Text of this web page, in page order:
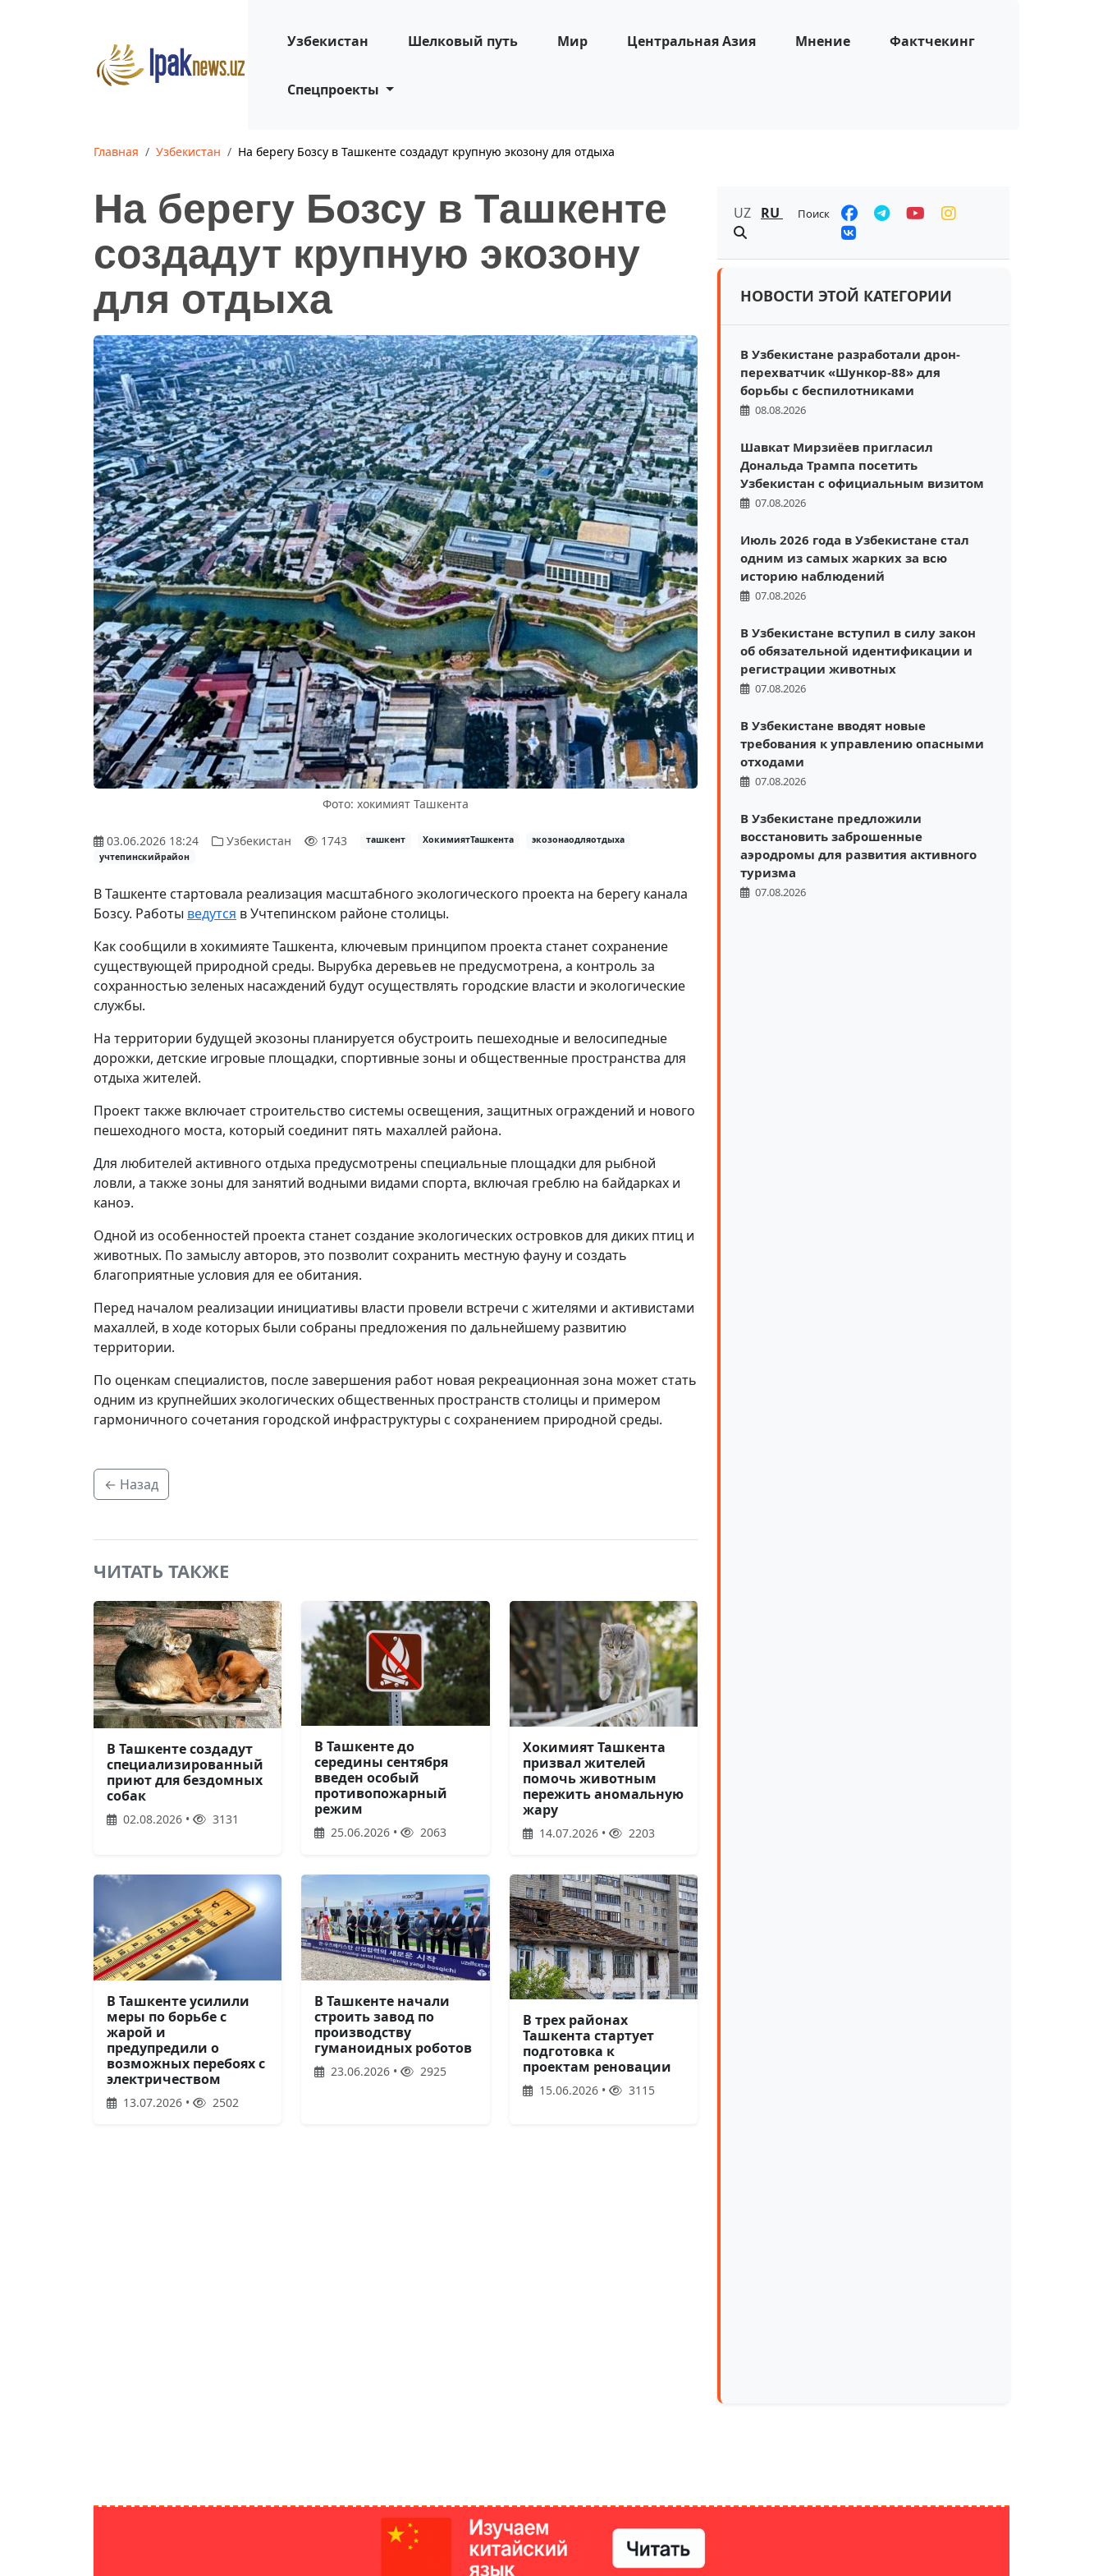
Узбекистан Шелковый путь Мир Центральная Азия Мнение Фактчекинг
Спецпроекты
Главная Узбекистан На берегу Бозсу в Ташкенте создадут крупную экозону для отдыха
На берегу Бозсу в Ташкенте
создадут крупную экозону
для отдыха
Фото: хокимият Ташкента
03.06.2026 18:24 Узбекистан 1743 ташкент ХокимиятТашкента
экозонаодляотдыха
учтепинскийрайон
В Ташкенте стартовала реализация масштабного экологического проекта на берегу канала
Бозсу. Работы ведутся в Учтепинском районе столицы.
Как сообщили в хокимияте Ташкента, ключевым принципом проекта станет сохранение
существующей природной среды. Вырубка деревьев не предусмотрена, а контроль за
сохранностью зеленых насаждений будут осуществлять городские власти и экологические
службы.
На территории будущей экозоны планируется обустроить пешеходные и велосипедные
дорожки, детские игровые площадки, спортивные зоны и общественные пространства для
отдыха жителей.
Проект также включает строительство системы освещения, защитных ограждений и нового
пешеходного моста, который соединит пять махаллей района.
Для любителей активного отдыха предусмотрены специальные площадки для рыбной
ловли, а также зоны для занятий водными видами спорта, включая греблю на байдарках и
каноэ.
Одной из особенностей проекта станет создание экологических островков для диких птиц и
животных. По замыслу авторов, это позволит сохранить местную фауну и создать
благоприятные условия для ее обитания.
Перед началом реализации инициативы власти провели встречи с жителями и активистами
махаллей, в ходе которых были собраны предложения по дальнейшему развитию
территории.
По оценкам специалистов, после завершения работ новая рекреационная зона может стать
одним из крупнейших экологических общественных пространств столицы и примером
гармоничного сочетания городской инфраструктуры с сохранением природной среды.
← Назад
ЧИТАТЬ ТАКЖЕ
В Ташкенте создадут
специализированный
приют для бездомных
собак
02.08.2026 • 3131
В Ташкенте до
середины сентября
введен особый
противопожарный
режим
25.06.2026 • 2063
Хокимият Ташкента
призвал жителей
помочь животным
пережить аномальную
жару
14.07.2026 • 2203
В Ташкенте усилили
меры по борьбе с
жарой и
предупредили о
возможных перебоях с
электричеством
13.07.2026 • 2502
В Ташкенте начали
строить завод по
производству
гуманоидных роботов
23.06.2026 • 2925
В трех районах
Ташкента стартует
подготовка к
проектам реновации
15.06.2026 • 3115
UZ RU Поиск
НОВОСТИ ЭТОЙ КАТЕГОРИИ
В Узбекистане разработали дрон-
перехватчик «Шункор-88» для
борьбы с беспилотниками
08.08.2026
Шавкат Мирзиёев пригласил
Дональда Трампа посетить
Узбекистан с официальным визитом
07.08.2026
Июль 2026 года в Узбекистане стал
одним из самых жарких за всю
историю наблюдений
07.08.2026
В Узбекистане вступил в силу закон
об обязательной идентификации и
регистрации животных
07.08.2026
В Узбекистане вводят новые
требования к управлению опасными
отходами
07.08.2026
В Узбекистане предложили
восстановить заброшенные
аэродромы для развития активного
туризма
07.08.2026